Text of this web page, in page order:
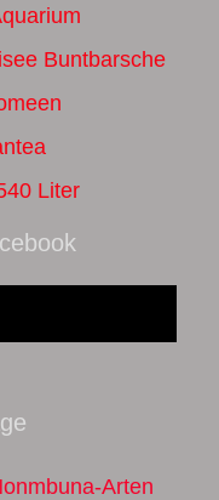
Buntbarsche
Liter
Arten